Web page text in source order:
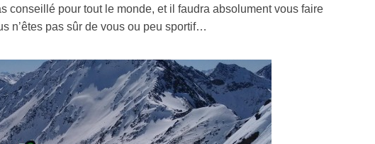
conseillé pour tout le monde, et il faudra absolument vous faire
n’êtes pas sûr de vous ou peu sportif…